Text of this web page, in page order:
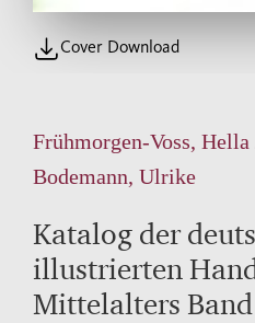
Cover Download
Frühmorgen-Voss,
Bodemann, Ulrike
Katalog der
illustrierten
Mittelalters